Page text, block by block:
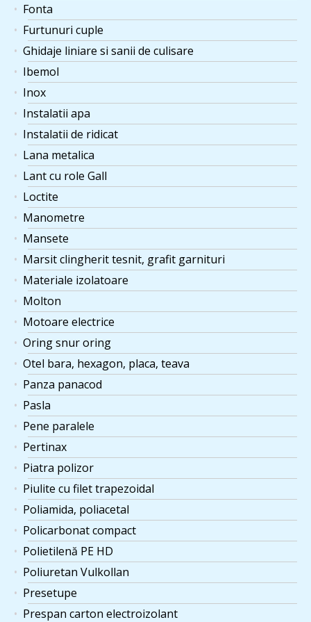
Fonta
Furtunuri cuple
Ghidaje liniare si sanii de culisare
Ibemol
Inox
Instalatii apa
Instalatii de ridicat
Lana metalica
Lant cu role Gall
Loctite
Manometre
Mansete
Marsit clingherit tesnit, grafit garnituri
Materiale izolatoare
Molton
Motoare electrice
Oring snur oring
Otel bara, hexagon, placa, teava
Panza panacod
Pasla
Pene paralele
Pertinax
Piatra polizor
Piulite cu filet trapezoidal
Poliamida, poliacetal
Policarbonat compact
Polietilenă PE HD
Poliuretan Vulkollan
Presetupe
Prespan carton electroizolant